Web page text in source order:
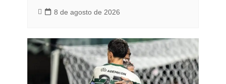
8 de agosto de 2026